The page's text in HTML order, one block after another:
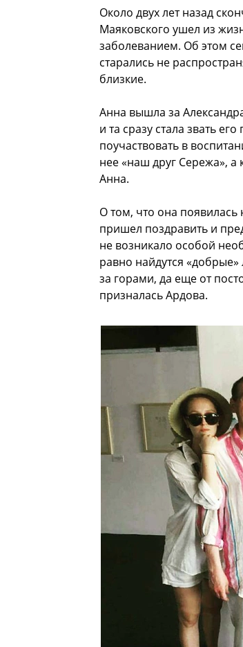
Около двух лет назад
Маяковского ушел из
заболеванием. Об этом
старались не
близкие.
Анна вышла за
и та сразу стала звать
поучаствовать в
нее «наш друг Сережа»,
Анна.
О том, что она появилась
пришел поздравить и
не возникало особой
равно найдутся
за горами, да еще от
призналась Ардова.